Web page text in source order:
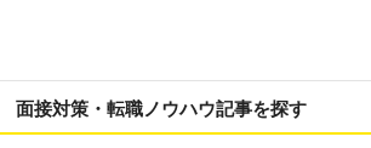
面接対策・転職ノウハウ記事を探す